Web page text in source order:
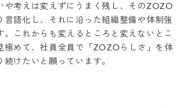
や考えは変えずにうまく残し、そのZOZO
言語化し、それに沿った組織整備や体制強
。これからも変えるところと変えないとこ
極めて、社員全員で「ZOZOらしさ」を体
けたいと願っています。